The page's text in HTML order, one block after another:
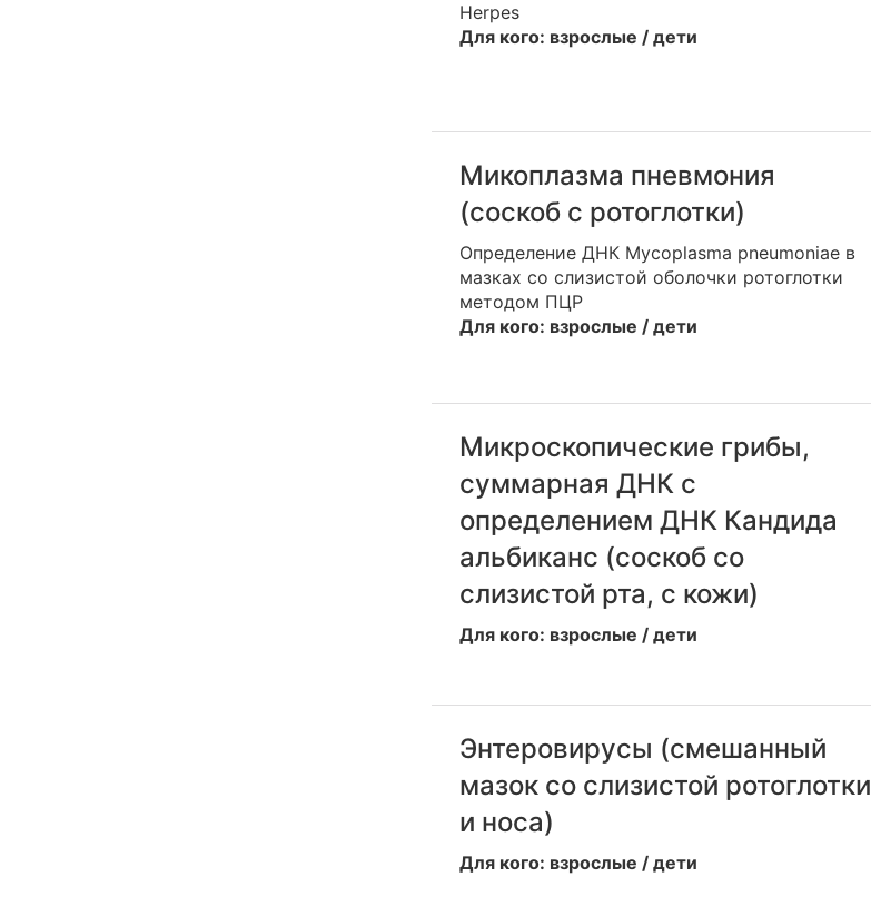
Herpes
Для кого: взрослые / дети
Микоплазма пневмония
(соскоб с ротоглотки)
Определение ДНК Mycoplasma pneumoniae в
мазках со слизистой оболочки ротоглотки
методом ПЦР
Для кого: взрослые / дети
Микроскопические грибы,
суммарная ДНК с
определением ДНК Кандида
альбиканс (соскоб со
слизистой рта, с кожи)
Для кого: взрослые / дети
Энтеровирусы (смешанный
мазок со слизистой ротоглотки
и носа)
Для кого: взрослые / дети